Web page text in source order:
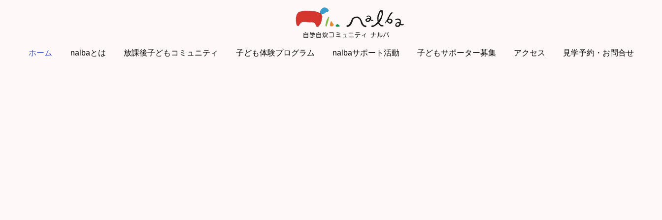
自学自炊コミュニティ ナルバ
ホーム nalbaとは 放課後子どもコミュニティ 子ども体験プログラム nalbaサポート活動 子どもサポーター募集 アクセス 見学予約・お問合せ